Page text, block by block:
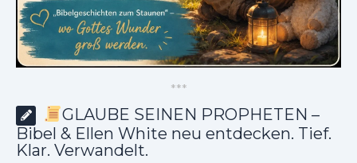
***
GLAUBE SEINEN PROPHETEN –
Bibel & Ellen White neu entdecken. Tief.
Klar. Verwandelt.